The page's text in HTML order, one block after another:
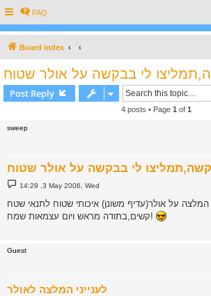
FAQ
Board index
Post Reply
4 posts • Page 1 of 1
sweep
P
o
t
14:29 ,3 May 2006, Wed
על אולר(עדיף משונן) איכותי שטוח לתנאי שטח
קשים,בתודה מראש ויום עצמאות שמח!
Guest
לענייני המלצה לאולר